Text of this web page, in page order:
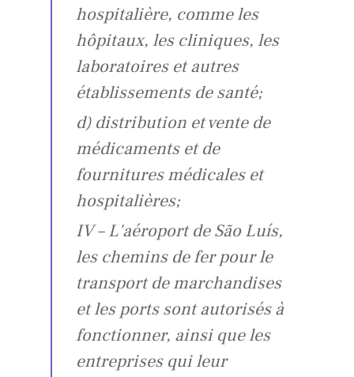
hospitalière, comme les
hôpitaux, les cliniques, les
laboratoires et autres
établissements de santé;
d) distribution et vente de
médicaments et de
fournitures médicales et
hospitalières;
IV – L'aéroport de São Luís,
les chemins de fer pour le
transport de marchandises
et les ports sont autorisés à
fonctionner, ainsi que les
entreprises qui leur